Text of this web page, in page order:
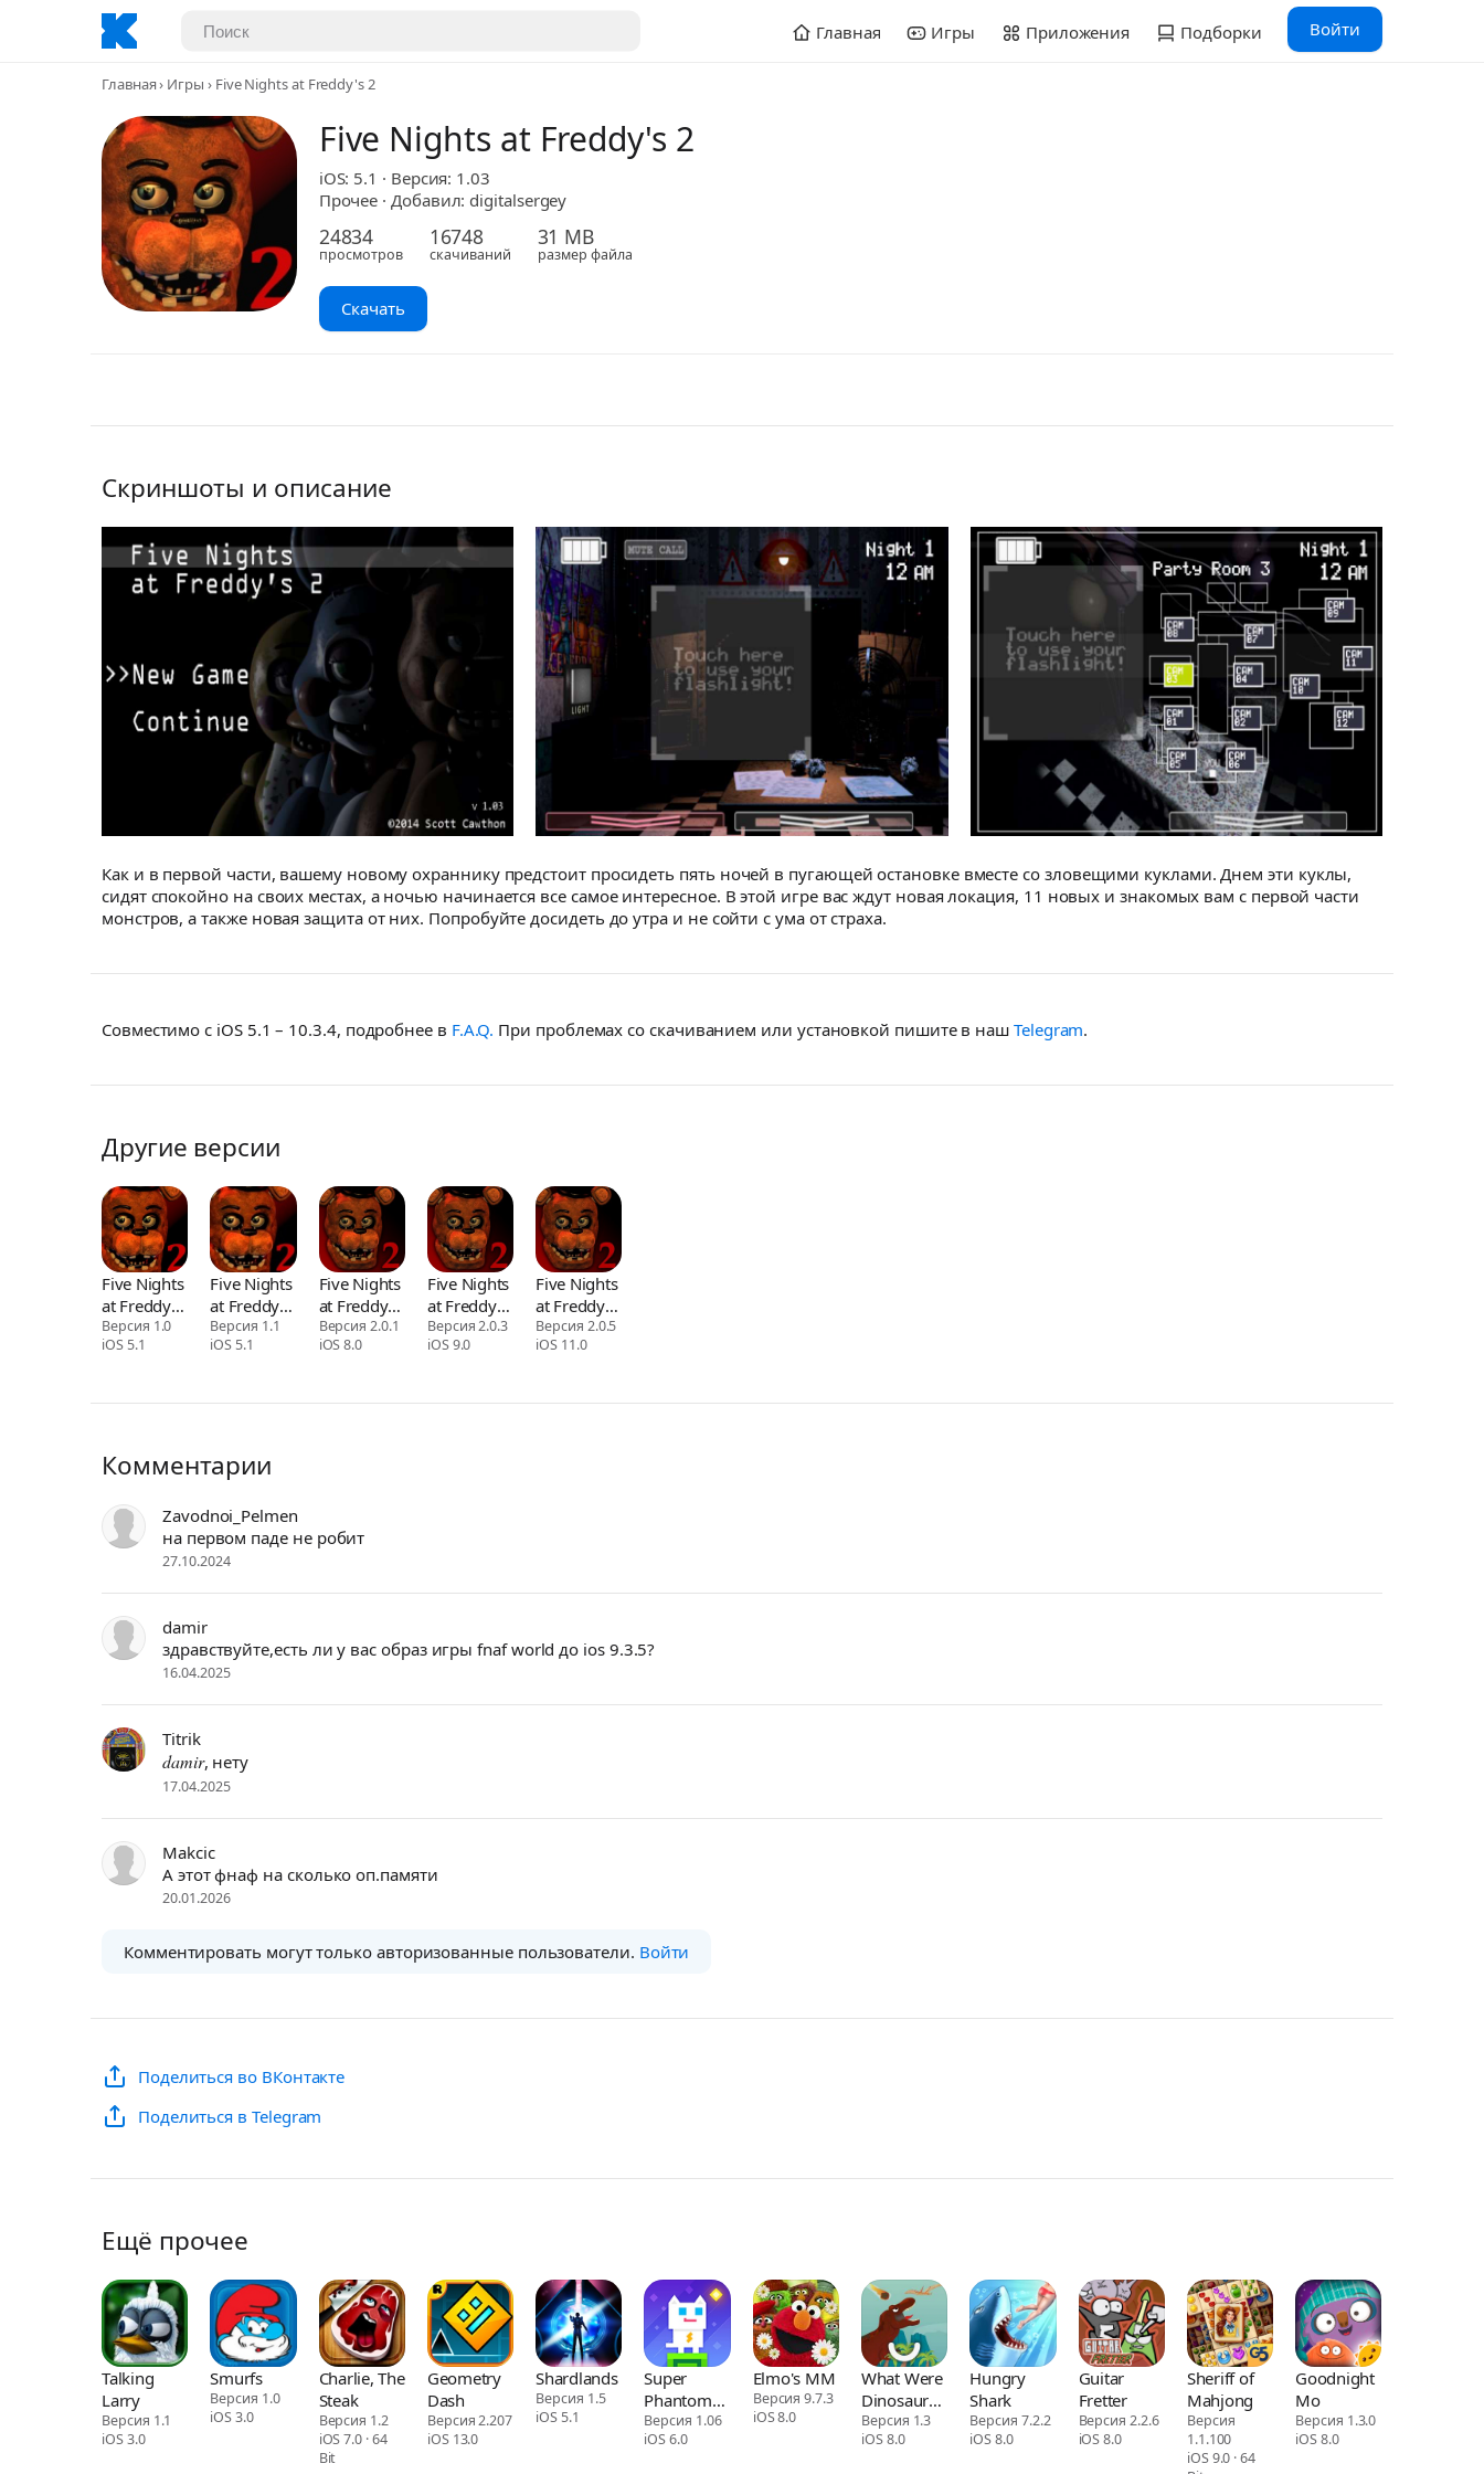
Главная Игры Приложения Подборки Войти
Главная Игры Five Nights at Freddy's 2
Five Nights at Freddy's 2
iOS: 5.1 · Версия: 1.03
Прочее · Добавил: digitalsergey
24834
просмотров
16748
скачиваний
31 MB
размер файла
Скачать
Скриншоты и описание
Как и в первой части, вашему новому охраннику предстоит просидеть пять ночей в пугающей остановке вместе со зловещими куклами. Днем эти куклы,
сидят спокойно на своих местах, а ночью начинается все самое интересное. В этой игре вас ждут новая локация, 11 новых и знакомых вам с первой части
монстров, а также новая защита от них. Попробуйте досидеть до утра и не сойти с ума от страха.
Совместимо с iOS 5.1 – 10.3.4, подробнее в F.A.Q. При проблемах со скачиванием или установкой пишите в нашTelegram.
Другие версии
Five Nights
at Freddy's
2
Версия 1.0
iOS 5.1
Five Nights
at Freddy's
2
Версия 1.1
iOS 5.1
Five Nights
at Freddy's
2
Версия 2.0.1
iOS 8.0
Five Nights
at Freddy's
2
Версия 2.0.3
iOS 9.0
Five Nights
at Freddy's
2
Версия 2.0.5
iOS 11.0
Комментарии
Zavodnoi_Pelmen
на первом паде не робит
27.10.2024
damir
здравствуйте,есть ли у вас образ игры fnaf world до ios 9.3.5?
16.04.2025
Titrik
damir, нету
17.04.2025
Makcic
А этот фнаф на сколько оп.памяти
20.01.2026
Комментировать могут только авторизованные пользователи. Войти
Поделиться во ВКонтакте
Поделиться в Telegram
Ещё прочее
Talking
Larry
Версия 1.1
iOS 3.0
Smurfs
Версия 1.0
iOS 3.0
Charlie, The
Steak
Версия 1.2
iOS 7.0 · 64
Bit
Geometry
Dash
Версия 2.207
iOS 13.0
Shardlands
Версия 1.5
iOS 5.1
Super
Phantom
Cat - Be a
jumping
Версия 1.06
iOS 6.0
Elmo's MM
Версия 9.7.3
iOS 8.0
What Were
Dinosaurs
Like?
Версия 1.3
iOS 8.0
Hungry
Shark
Версия 7.2.2
iOS 8.0
Guitar
Fretter
Версия 2.2.6
iOS 8.0
Sheriff of
Mahjong
Версия
1.1.100
iOS 9.0 · 64
Goodnight
Mo
Версия 1.3.0
iOS 8.0